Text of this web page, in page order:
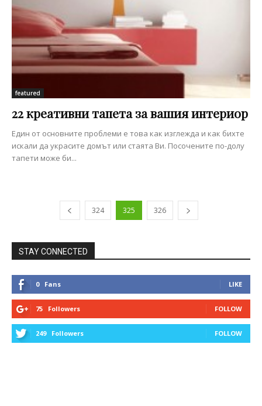
featured
22 креативни тапета за вашия интериор
Един от основните проблеми е това как изглежда и как бихте
искали да украсите домът или стаята Ви. Посочените по-долу
тапети може би...
324 325 326
STAY CONNECTED
0 Fans LIKE
75 Followers FOLLOW
249 Followers FOLLOW